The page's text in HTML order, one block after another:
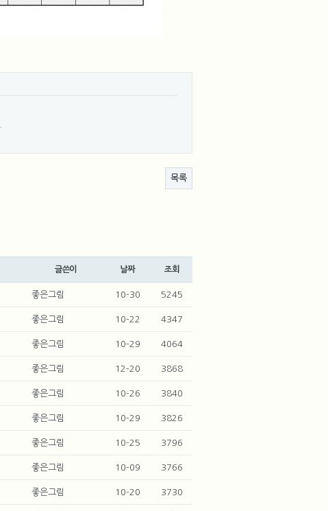
목록
글쓴이 날짜 조회
좋은그림 10-30 5245
좋은그림 10-22 4347
좋은그림 10-29 4064
좋은그림 12-20 3868
좋은그림 10-26 3840
좋은그림 10-29 3826
좋은그림 10-25 3796
좋은그림 10-09 3766
좋은그림 10-20 3730